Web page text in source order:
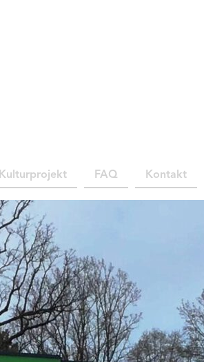
Kulturprojekt FAQ Kontakt